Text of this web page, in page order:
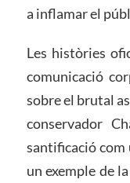
a inflamar el
Les històries
comunicació
sobre el brutal
conservador
santificació
un exemple de